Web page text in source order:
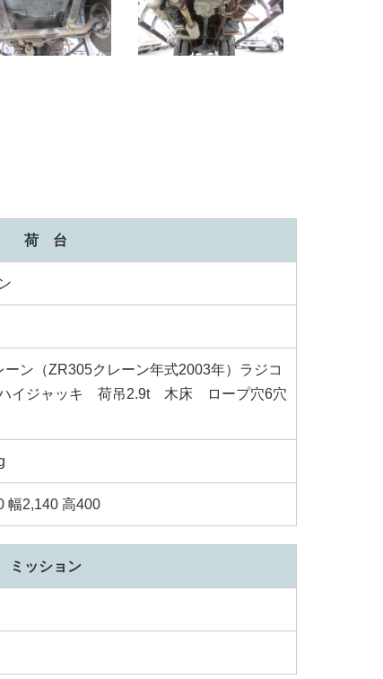
荷 台
ーン（ZR305クレーン年式2003年）ラジコ
イジャッキ 荷吊2.9t 木床 ロープ穴6穴
幅2,140 高400
ミッション